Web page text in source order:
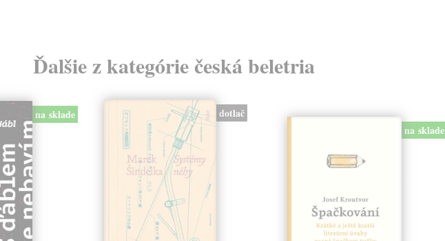
Ďalšie z kategórie česká beletria
na sklade dotlač
na sklade